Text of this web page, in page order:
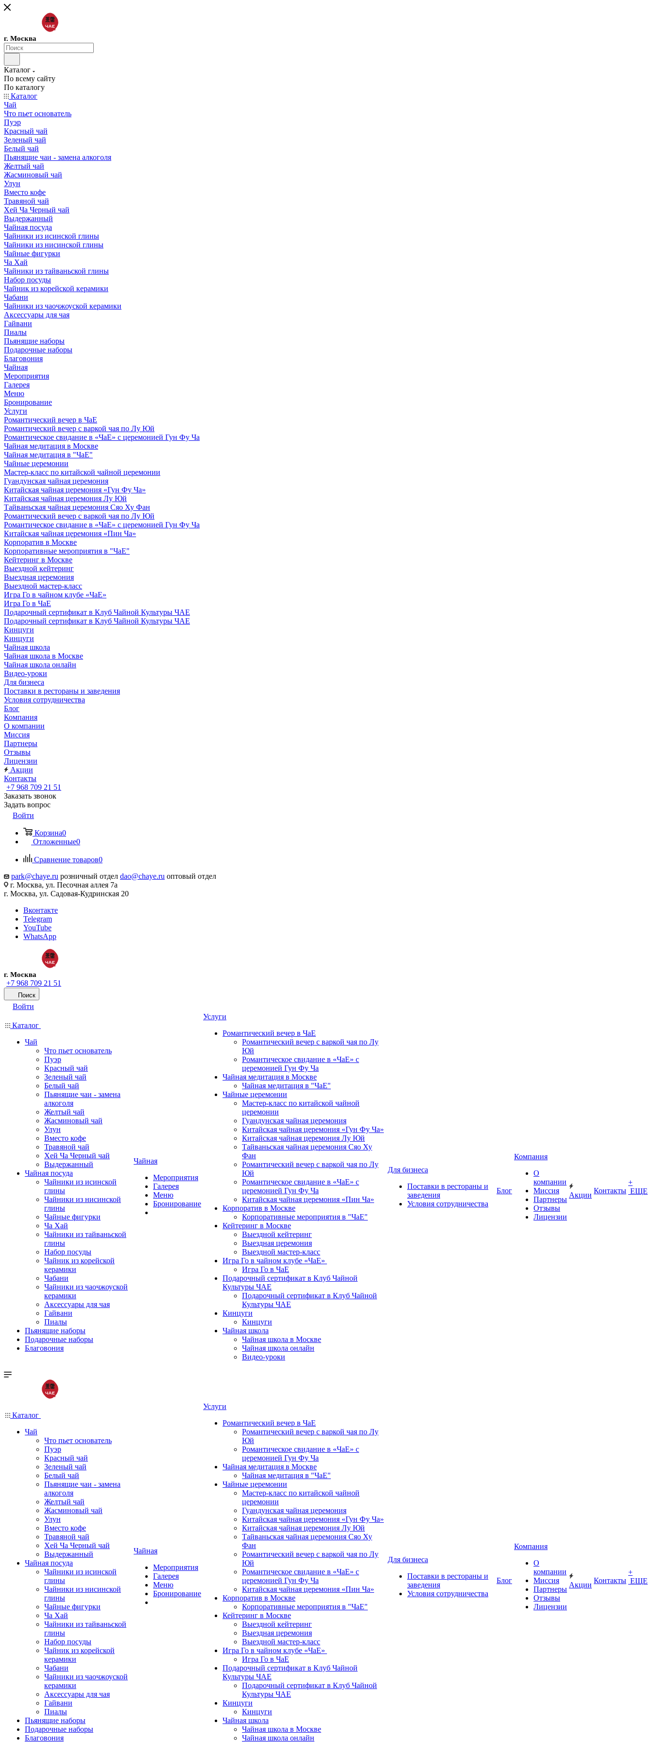
г. Москва
Каталог
По всему сайту
По каталогу
Каталог
Чай
Что пьет основатель
Пуэр
Красный чай
Зеленый чай
Белый чай
Пьянящие чаи - замена алкоголя
Желтый чай
Жасминовый чай
Улун
Вместо кофе
Травяной чай
Хей Ча Черный чай
Выдержанный
Чайная посуда
Чайники из исинской глины
Чайники из нисинской глины
Чайные фигурки
Ча Хай
Чайники из тайваньской глины
Набор посуды
Чайник из корейской керамики
Чабани
Чайники из чаочжоуской керамики
Аксессуары для чая
Гайвани
Пиалы
Пьянящие наборы
Подарочные наборы
Благовония
Чайная
Мероприятия
Галерея
Меню
Бронирование
Услуги
Романтический вечер в ЧаЕ
Романтический вечер с варкой чая по Лу Юй
Романтическое свидание в «ЧаЕ» с церемонией Гун Фу Ча
Чайная медитация в Москве
Чайная медитация в "ЧаЕ"
Чайные церемонии
Мастер-класс по китайской чайной церемонии
Гуандунская чайная церемония
Китайская чайная церемония «Гун Фу Ча»
Китайская чайная церемония Лу Юй
Тайваньская чайная церемония Сяо Ху Фан
Романтический вечер с варкой чая по Лу Юй
Романтическое свидание в «ЧаЕ» с церемонией Гун Фу Ча
Китайская чайная церемония «Пин Ча»
Корпоратив в Москве
Корпоративные мероприятия в "ЧаЕ"
Кейтеринг в Москве
Выездной кейтеринг
Выездная церемония
Выездной мастер-класс
Игра Го в чайном клубе «ЧаЕ»
Игра Го в ЧаЕ
Подарочный сертификат в Клуб Чайной Культуры ЧАЕ
Подарочный сертификат в Клуб Чайной Культуры ЧАЕ
Кинцуги
Кинцуги
Чайная школа
Чайная школа в Москве
Чайная школа онлайн
Видео-уроки
Для бизнеса
Поставки в рестораны и заведения
Условия сотрудничества
Блог
Компания
О компании
Миссия
Партнеры
Отзывы
Лицензии
Акции
Контакты
+7 968 709 21 51
Заказать звонок
Задать вопрос
Войти
Корзина0
Отложенные0
Сравнение товаров0
park@chaye.ru розничный отдел dao@chaye.ru оптовый отдел
г. Москва, ул. Песочная аллея 7а
г. Москва, ул. Садовая-Кудринская 20
Вконтакте
Telegram
YouTube
WhatsApp
г. Москва
+7 968 709 21 51
Поиск
Войти
Каталог
Чай
Что пьет основатель
Пуэр
Красный чай
Зеленый чай
Белый чай
Пьянящие чаи - замена
алкоголя
Желтый чай
Жасминовый чай
Улун
Вместо кофе
Травяной чай
Хей Ча Черный чай
Выдержанный
Чайная посуда
Чайники из исинской
глины
Чайники из нисинской
глины
Чайные фигурки
Ча Хай
Чайники из тайваньской
глины
Набор посуды
Чайник из корейской
керамики
Чабани
Чайники из чаочжоуской
керамики
Аксессуары для чая
Гайвани
Пиалы
Пьянящие наборы
Подарочные наборы
Благовония
Чайная
Мероприятия
Галерея
Меню
Бронирование
Услуги
Романтический вечер в ЧаЕ
Романтический вечер с варкой чая по Лу
Юй
Романтическое свидание в «ЧаЕ» с
церемонией Гун Фу Ча
Чайная медитация в Москве
Чайная медитация в "ЧаЕ"
Чайные церемонии
Мастер-класс по китайской чайной
церемонии
Гуандунская чайная церемония
Китайская чайная церемония «Гун Фу Ча»
Китайская чайная церемония Лу Юй
Тайваньская чайная церемония Сяо Ху
Фан
Романтический вечер с варкой чая по Лу
Юй
Романтическое свидание в «ЧаЕ» с
церемонией Гун Фу Ча
Китайская чайная церемония «Пин Ча»
Корпоратив в Москве
Корпоративные мероприятия в "ЧаЕ"
Кейтеринг в Москве
Выездной кейтеринг
Выездная церемония
Выездной мастер-класс
Игра Го в чайном клубе «ЧаЕ»
Игра Го в ЧаЕ
Подарочный сертификат в Клуб Чайной
Культуры ЧАЕ
Подарочный сертификат в Клуб Чайной
Культуры ЧАЕ
Кинцуги
Кинцуги
Чайная школа
Чайная школа в Москве
Чайная школа онлайн
Видео-уроки
Для бизнеса
Поставки в рестораны и
заведения
Условия сотрудничества
Блог
Компания
О
компании
Миссия
Партнеры
Отзывы
Лицензии
Акции
Контакты
+
ЕЩЕ
Каталог
Чай
Что пьет основатель
Пуэр
Красный чай
Зеленый чай
Белый чай
Пьянящие чаи - замена
алкоголя
Желтый чай
Жасминовый чай
Улун
Вместо кофе
Травяной чай
Хей Ча Черный чай
Выдержанный
Чайная посуда
Чайники из исинской
глины
Чайники из нисинской
глины
Чайные фигурки
Ча Хай
Чайники из тайваньской
глины
Набор посуды
Чайник из корейской
керамики
Чабани
Чайники из чаочжоуской
керамики
Аксессуары для чая
Гайвани
Пиалы
Пьянящие наборы
Подарочные наборы
Благовония
Чайная
Мероприятия
Галерея
Меню
Бронирование
Услуги
Романтический вечер в ЧаЕ
Романтический вечер с варкой чая по Лу
Юй
Романтическое свидание в «ЧаЕ» с
церемонией Гун Фу Ча
Чайная медитация в Москве
Чайная медитация в "ЧаЕ"
Чайные церемонии
Мастер-класс по китайской чайной
церемонии
Гуандунская чайная церемония
Китайская чайная церемония «Гун Фу Ча»
Китайская чайная церемония Лу Юй
Тайваньская чайная церемония Сяо Ху
Фан
Романтический вечер с варкой чая по Лу
Юй
Романтическое свидание в «ЧаЕ» с
церемонией Гун Фу Ча
Китайская чайная церемония «Пин Ча»
Корпоратив в Москве
Корпоративные мероприятия в "ЧаЕ"
Кейтеринг в Москве
Выездной кейтеринг
Выездная церемония
Выездной мастер-класс
Игра Го в чайном клубе «ЧаЕ»
Игра Го в ЧаЕ
Подарочный сертификат в Клуб Чайной
Культуры ЧАЕ
Подарочный сертификат в Клуб Чайной
Культуры ЧАЕ
Кинцуги
Кинцуги
Чайная школа
Чайная школа в Москве
Чайная школа онлайн
Для бизнеса
Поставки в рестораны и
заведения
Условия сотрудничества
Блог
Компания
О
компании
Миссия
Партнеры
Отзывы
Лицензии
Акции
Контакты
+
ЕЩЕ